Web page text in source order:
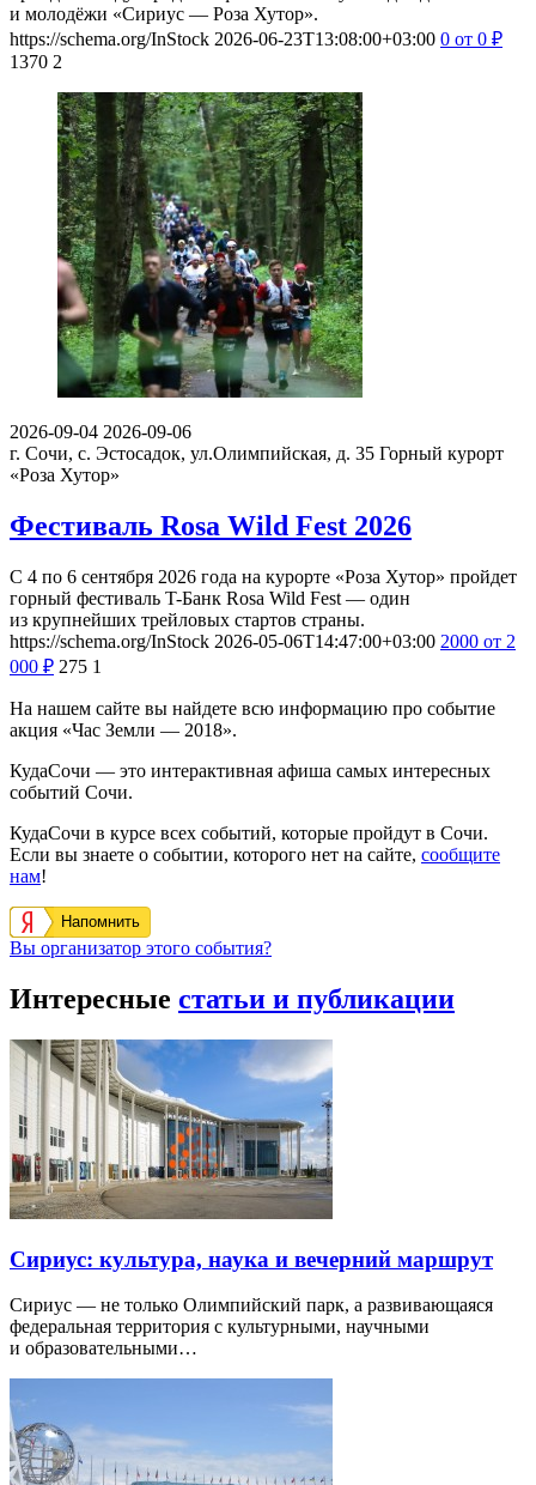
и молодёжи «Сириус — Роза Хутор».
https://schema.org/InStock 2026-06-23T13:08:00+03:00 0 от 0 ₽
1370 2
2026-09-04 2026-09-06
г. Сочи, с. Эстосадок, ул.Олимпийская, д. 35 Горный курорт
«Роза Хутор»
Фестиваль Rosa Wild Fest 2026
С 4 по 6 сентября 2026 года на курорте «Роза Хутор» пройдет
горный фестиваль T-Банк Rosa Wild Fest — один
из крупнейших трейловых стартов страны.
https://schema.org/InStock 2026-05-06T14:47:00+03:00 2000 от 2
000 ₽ 275 1
На нашем сайте вы найдете всю информацию про событие
акция «Час Земли — 2018».
КудаСочи — это интерактивная афиша самых интересных
событий Сочи.
КудаСочи в курсе всех событий, которые пройдут в Сочи.
Если вы знаете о событии, которого нет на сайте, сообщите
нам!
Напомнить
Вы организатор этого события?
Интересные статьи и публикации
Сириус: культура, наука и вечерний маршрут
Сириус — не только Олимпийский парк, а развивающаяся
федеральная территория с культурными, научными
и образовательными…